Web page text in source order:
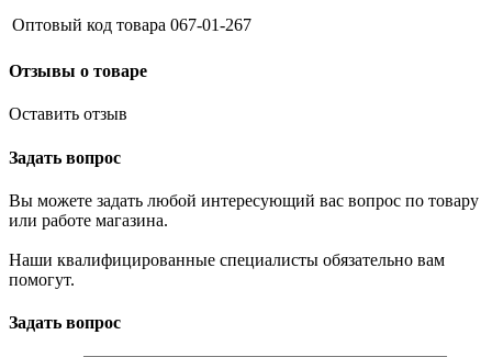
Оптовый код товара 067-01-267
Отзывы о товаре
Оставить отзыв
Задать вопрос
Вы можете задать любой интересующий вас вопрос по товару
или работе магазина.
Наши квалифицированные специалисты обязательно вам
помогут.
Задать вопрос